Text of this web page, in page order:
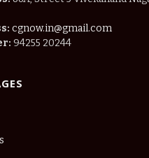
cgnow.in@gmail.com
94255 20244